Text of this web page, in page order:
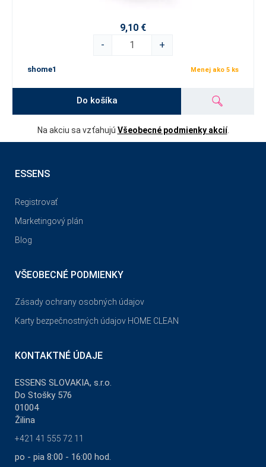
9,10 €
-
+
shome1 Menej ako 5 ks
Do košíka
Na akciu sa vzťahujú Všeobecné podmienky akcií.
ESSENS
Registrovať
Marketingový plán
Blog
VŠEOBECNÉ PODMIENKY
Zásady ochrany osobných údajov
Karty bezpečnostných údajov HOME CLEAN
KONTAKTNÉ ÚDAJE
ESSENS SLOVAKIA, s.r.o.
Do Stošky 576
01004
Žilina
+421 41 555 72 11
po - pia 8:00 - 16:00 hod.